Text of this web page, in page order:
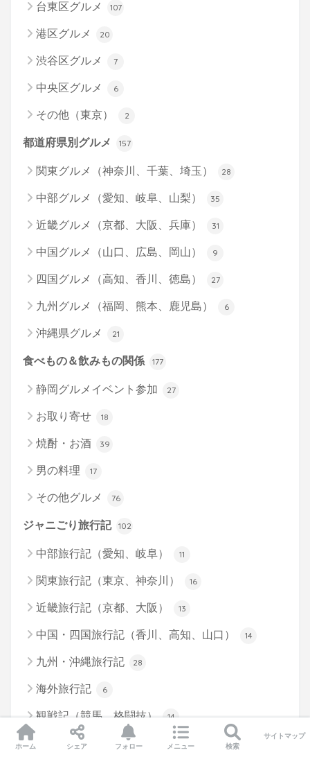
台東区グルメ 107
港区グルメ 20
渋谷区グルメ 7
中央区グルメ 6
その他（東京） 2
都道府県別グルメ 157
関東グルメ（神奈川、千葉、埼玉） 28
中部グルメ（愛知、岐阜、山梨） 35
近畿グルメ（京都、大阪、兵庫） 31
中国グルメ（山口、広島、岡山） 9
四国グルメ（高知、香川、徳島） 27
九州グルメ（福岡、熊本、鹿児島） 6
沖縄県グルメ 21
食べもの＆飲みもの関係 177
静岡グルメイベント参加 27
お取り寄せ 18
焼酎・お酒 39
男の料理 17
その他グルメ 76
ジャニごり旅行記 102
中部旅行記（愛知、岐阜） 11
関東旅行記（東京、神奈川） 16
近畿旅行記（京都、大阪） 13
中国・四国旅行記（香川、高知、山口） 14
九州・沖縄旅行記 28
海外旅行記 6
観戦記（競馬、格闘技） 14
メディア活動
ホーム シェア フォロー メニュー 検索
サイトマップ